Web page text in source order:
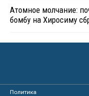
Атомное молчание:
бомбу на Хиросиму
Политика